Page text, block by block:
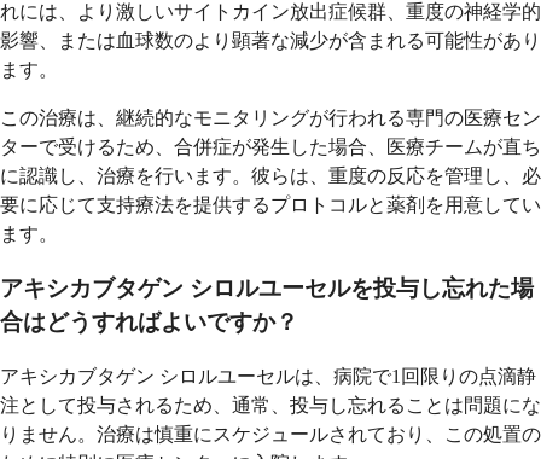
れには、より激しいサイトカイン放出症候群、重度の神経学的
影響、または血球数のより顕著な減少が含まれる可能性があり
ます。
この治療は、継続的なモニタリングが行われる専門の医療セン
ターで受けるため、合併症が発生した場合、医療チームが直ち
に認識し、治療を行います。彼らは、重度の反応を管理し、必
要に応じて支持療法を提供するプロトコルと薬剤を用意してい
ます。
アキシカブタゲン シロルユーセルを投与し忘れた場
合はどうすればよいですか？
アキシカブタゲン シロルユーセルは、病院で1回限りの点滴静
注として投与されるため、通常、投与し忘れることは問題にな
りません。治療は慎重にスケジュールされており、この処置の